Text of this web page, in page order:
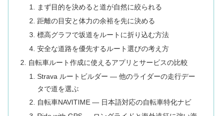
まず目的を決めると道が自然に絞られる
距離の目安と体力の余裕を先に決める
標高グラフで坂道をルートに折り込む方法
安全な道路を優先するルート選びの考え方
自転車ルート作成に使えるアプリとサービスの比較
Strava ルートビルダー — 他のライダーの走行デー
タで道を選ぶ
自転車NAVITIME — 日本語対応の自転車特化ナビ